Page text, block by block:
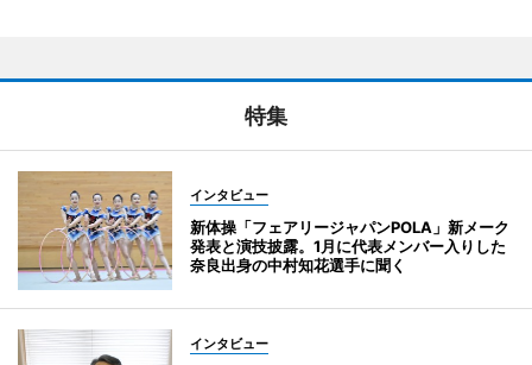
特集
インタビュー
新体操「フェアリージャパンPOLA」新メーク
発表と演技披露。1月に代表メンバー入りした
奈良出身の中村知花選手に聞く
インタビュー